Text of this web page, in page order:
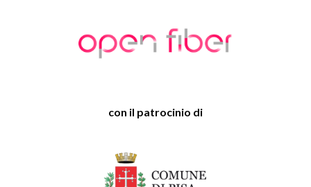
con il patrocinio di